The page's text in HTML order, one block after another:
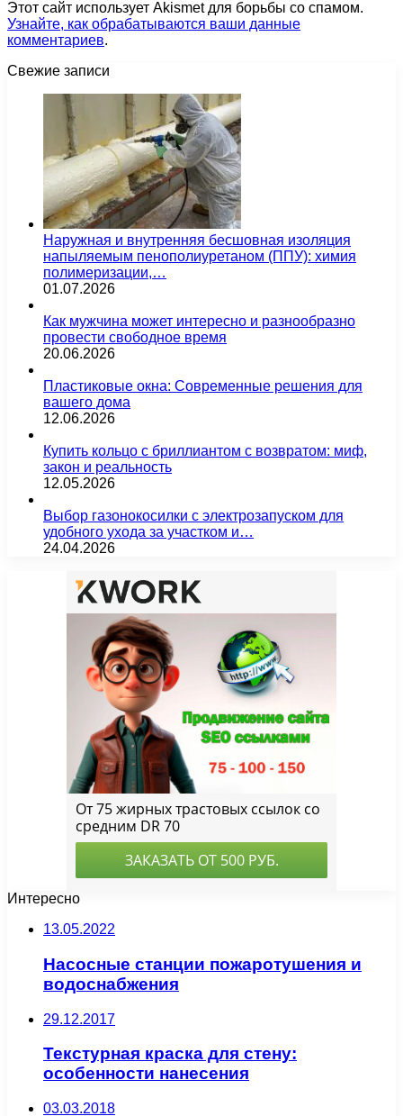
Этот сайт использует Akismet для борьбы со спамом.
Узнайте, как обрабатываются ваши данные
комментариев.
Свежие записи
Наружная и внутренняя бесшовная изоляция
напыляемым пенополиуретаном (ППУ): химия
полимеризации,…
01.07.2026
Как мужчина может интересно и разнообразно
провести свободное время
20.06.2026
Пластиковые окна: Современные решения для
вашего дома
12.06.2026
Купить кольцо с бриллиантом с возвратом: миф,
закон и реальность
12.05.2026
Выбор газонокосилки с электрозапуском для
удобного ухода за участком и…
24.04.2026
Интересно
13.05.2022
Насосные станции пожаротушения и
водоснабжения
29.12.2017
Текстурная краска для стену:
особенности нанесения
03.03.2018